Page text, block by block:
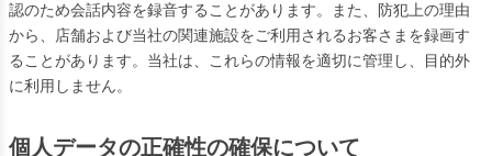
認のため会話内容を録音することがあります。また、防犯上の理由
から、店舗および当社の関連施設をご利用されるお客さまを録画す
ることがあります。当社は、これらの情報を適切に管理し、目的外
に利用しません。
個人データの正確性の確保について